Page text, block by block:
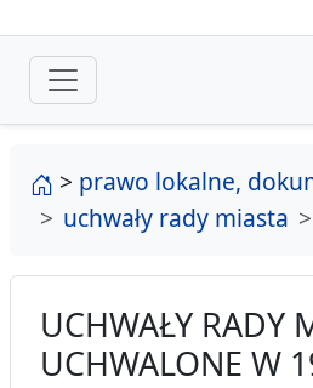
strona główna
> prawo lokalne,
uchwały rady miasta
UCHWAŁY RADY
UCHWALONE W